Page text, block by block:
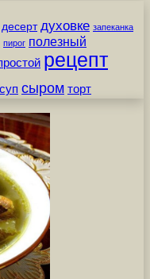
десерт духовке запеканка
пирог полезный
рецепт
суп сыром торт